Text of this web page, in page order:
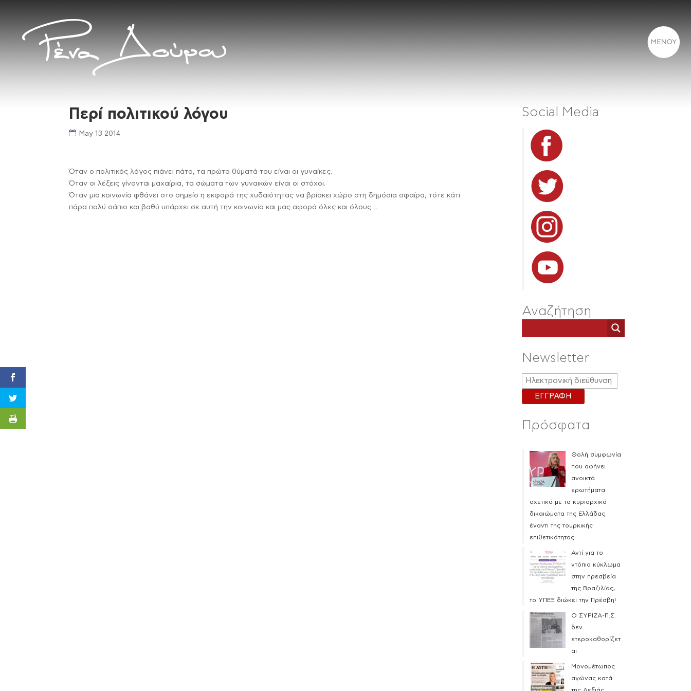
Περί πολιτικού λόγου
May 13 2014
Όταν ο πολιτικός λόγος πιάνει πάτο, τα πρώτα θύματά του είναι οι γυναίκες.
Όταν οι λέξεις γίνονται μαχαίρια, τα σώματα των γυναικών είναι οι στόχοι.
Όταν μια κοινωνία φθάνει στο σημείο η εκφορά της χυδαιότητας να βρίσκει χώρο στη δημόσια σφαίρα, τότε κάτι
πάρα πολύ σάπιο και βαθύ υπάρχει σε αυτή την κοινωνία και μας αφορά όλες και όλους…
Social Media
Αναζήτηση
Newsletter
Πρόσφατα
Θολή συμφωνία
που αφήνει
ανοικτά
ερωτήματα
σχετικά με τα κυριαρχικά
δικαιώματα της Ελλάδας
έναντι της τουρκικής
επιθετικότητας
Αντί για το
ντόπιο κύκλωμα
στην πρεσβεία
της Βραζιλίας,
το ΥΠΕΞ διώκει την Πρέσβη!
Ο ΣΥΡΙΖΑ-Π.Σ.
δεν
ετεροκαθορίζετ
αι
Μονομέτωπος
αγώνας κατά